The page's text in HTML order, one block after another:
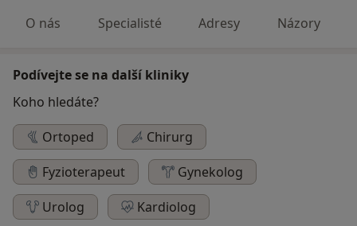
O nás Specialisté Adresy Názory
Podívejte se na další kliniky
Koho hledáte?
Ortoped
Chirurg
Fyzioterapeut
Gynekolog
Urolog
Kardiolog